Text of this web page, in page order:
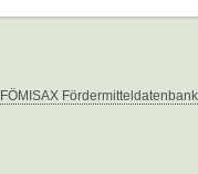
FÖMISAX Fördermitteldatenbank